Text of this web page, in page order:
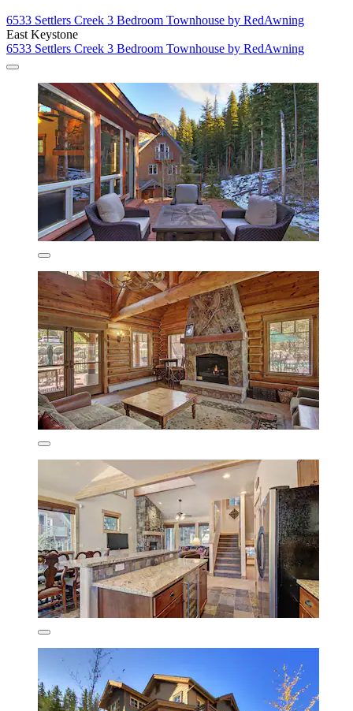
6533 Settlers Creek 3 Bedroom Townhouse by RedAwning
East Keystone
6533 Settlers Creek 3 Bedroom Townhouse by RedAwning